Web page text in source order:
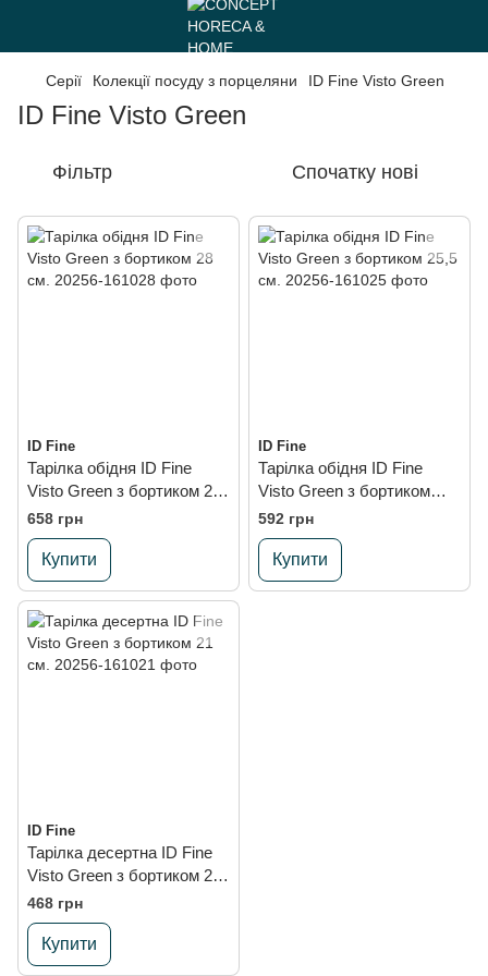
Серії Колекції посуду з порцеляни ID Fine Visto Green
ID Fine Visto Green
Фільтр Спочатку нові
ID Fine
Тарілка обідня ID Fine
Visto Green з бортиком 28
см.
658 грн
Купити
ID Fine
Тарілка обідня ID Fine
Visto Green з бортиком
25,5 см.
592 грн
Купити
ID Fine
Тарілка десертна ID Fine
Visto Green з бортиком 21
см.
468 грн
Купити